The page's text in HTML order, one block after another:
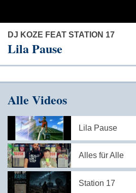
DJ KOZE FEAT STATION 17
Lila Pause
Alle Videos
Lila Pause
Alles für Alle
Station 17